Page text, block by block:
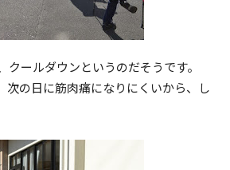
クールダウンというのだそうです。
次の日に筋肉痛になりにくいから、し